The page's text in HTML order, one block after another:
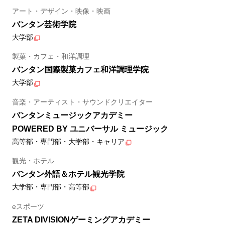
アート・デザイン・映像・映画
バンタン芸術学院
大学部
製菓・カフェ・和洋調理
バンタン国際製菓カフェ和洋調理学院
大学部
音楽・アーティスト・サウンドクリエイター
バンタンミュージックアカデミー
POWERED BY ユニバーサル ミュージック
高等部・専門部・大学部・キャリア
観光・ホテル
バンタン外語＆ホテル観光学院
大学部・専門部・高等部
eスポーツ
ZETA DIVISIONゲーミングアカデミー